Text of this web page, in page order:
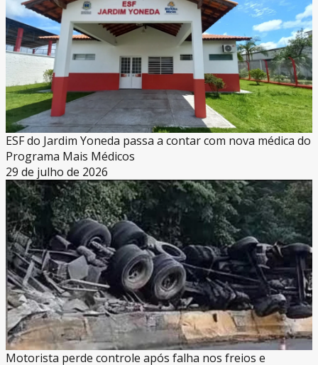
ESF do Jardim Yoneda passa a contar com nova médica do
Programa Mais Médicos
29 de julho de 2026
Motorista perde controle após falha nos freios e